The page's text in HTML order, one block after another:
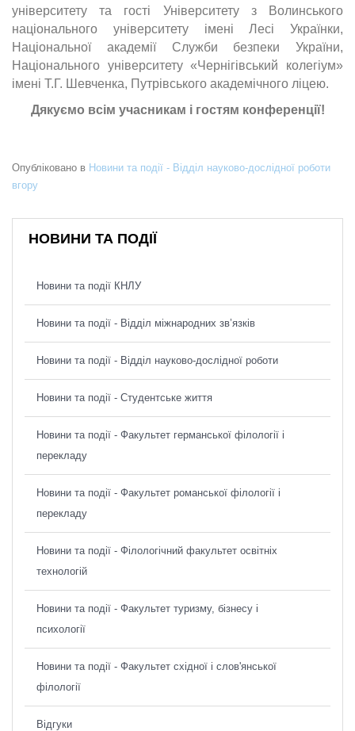
університету та гості Університету з Волинського
національного університету імені Лесі Українки,
Національної академії Служби безпеки України,
Національного університету «Чернігівський колегіум»
імені Т.Г. Шевченка, Путрівського академічного ліцею.
Дякуємо всім учасникам і гостям конференції!
Опубліковано в Новини та події - Відділ науково-дослідної роботи
вгору
НОВИНИ ТА ПОДІЇ
Новини та події КНЛУ
Новини та події - Відділ міжнародних зв’язків
Новини та події - Відділ науково-дослідної роботи
Новини та події - Студентське життя
Новини та події - Факультет германської філології і
перекладу
Новини та події - Факультет романської філології і
перекладу
Новини та події - Філологічний факультет освітніх
технологій
Новини та події - Факультет туризму, бізнесу і
психології
Новини та події - Факультет східної і слов'янської
філології
Відгуки